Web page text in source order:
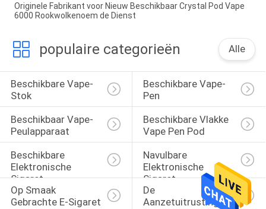
Originele Fabrikant voor Nieuw Beschikbaar Crystal Pod Vape
6000 Rookwolkenoem de Dienst
populaire categorieën Alle
Beschikbare Vape-
Stok
Beschikbare Vape-
Pen
Beschikbaar Vape-
Peulapparaat
Beschikbare Vlakke
Vape Pen Pod
Beschikbare
Elektronische
Sigaret
Navulbare
Elektronische
Sigaret
Op Smaak
Gebrachte E-Sigaret
De
Aanzetuitrustingen